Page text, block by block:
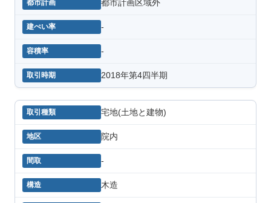
都市計画区域外
-
-
2018年第4四半期
宅地(土地と建物)
院内
-
木造